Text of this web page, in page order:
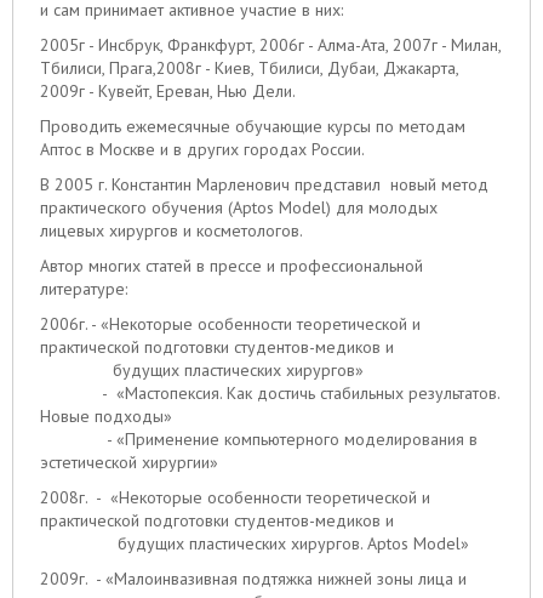
и сам принимает активное участие в них:
2005г - Инсбрук, Франкфурт, 2006г - Алма-Ата, 2007г - Милан,
Тбилиси, Прага,2008г - Киев, Тбилиси, Дубаи, Джакарта,
2009г - Кувейт, Ереван, Нью Дели.
Проводить ежемесячные обучающие курсы по методам
Аптос в Москве и в других городах России.
В 2005 г. Константин Марленович представил новый метод
практического обучения (Aptos Model) для молодых
лицевых хирургов и косметологов.
Автор многих статей в прессе и профессиональной
литературе:
2006г. - «Некоторые особенности теоретической и
практической подготовки студентов-медиков и
будущих пластических хирургов»
- «Мастопексия. Как достичь стабильных результатов.
Новые подходы»
- «Применение компьютерного моделирования в
эстетической хирургии»
2008г. - «Некоторые особенности теоретической и
практической подготовки студентов-медиков и
будущих пластических хирургов. Aptos Model»
2009г. - «Малоинвазивная подтяжка нижней зоны лица и